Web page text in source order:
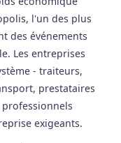
l'un des plus
des événements
Les entreprises
- traiteurs,
prestataires
exigeants.